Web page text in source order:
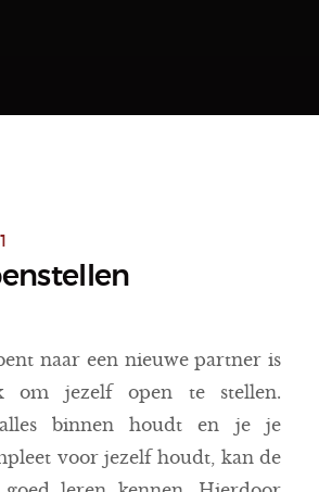
naar een nieuwe partner is
om jezelf open te stellen.
binnen houdt en je je
voor jezelf houdt, kan de